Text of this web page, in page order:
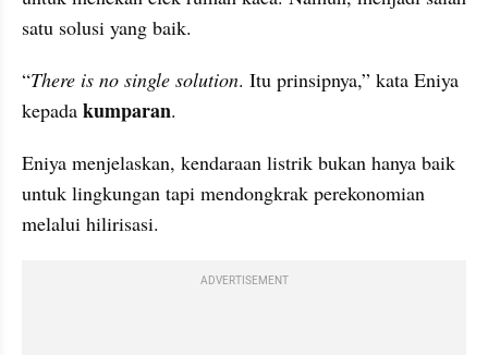
satu solusi yang baik.
“There is no single solution. Itu prinsipnya,” kata Eniya
kepada kumparan.
Eniya menjelaskan, kendaraan listrik bukan hanya baik
untuk lingkungan tapi mendongkrak perekonomian
melalui hilirisasi.
ADVERTISEMENT